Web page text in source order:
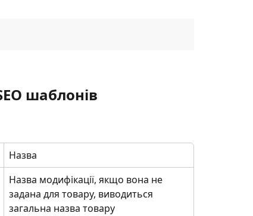
шаблонів
Назва
Назва модифікації, якщо вона не
задана для товару, виводиться
загальна назва товару